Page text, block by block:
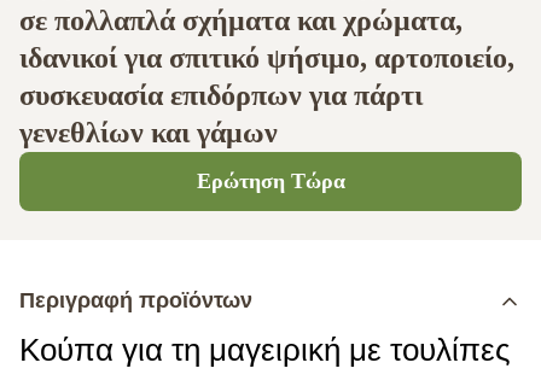
σε πολλαπλά σχήματα και χρώματα,
ιδανικοί για σπιτικό ψήσιμο, αρτοποιείο,
συσκευασία επιδόρπων για πάρτι
γενεθλίων και γάμων
Ερώτηση Τώρα
Περιγραφή προϊόντων
Κούπα για τη μαγειρική με τουλίπες